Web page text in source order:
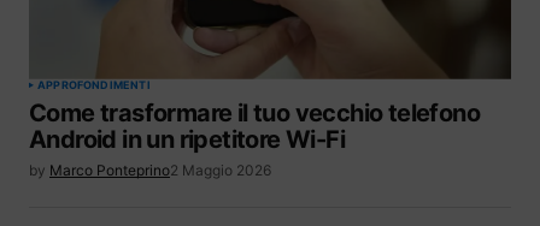
APPROFONDIMENTI
Come trasformare il tuo vecchio telefono
Android in un ripetitore Wi-Fi
by Marco Ponteprino2 Maggio 2026